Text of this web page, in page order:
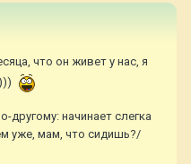
что он живет у нас, я
другому: начинает слегка
уже, мам, что сидишь?/